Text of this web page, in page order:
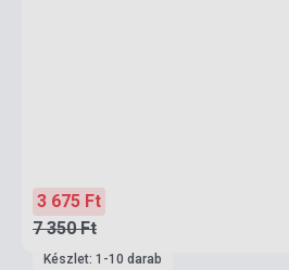
3 675 Ft
7 350 Ft
Készlet: 1-10 darab